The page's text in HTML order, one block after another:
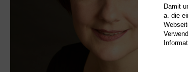
Damit
a. die